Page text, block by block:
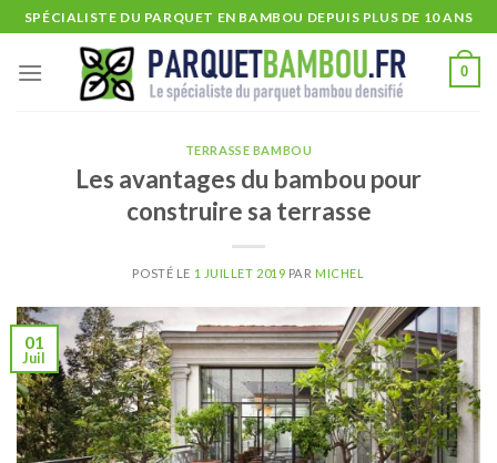
Skip
to
content
SPÉCIALISTE DU PARQUET EN BAMBOU DEPUIS PLUS DE 10 ANS
0
TERRASSE BAMBOU
Les avantages du bambou pour
construire sa terrasse
POSTÉ LE 1 JUILLET 2019 PARMICHEL
01
Juil